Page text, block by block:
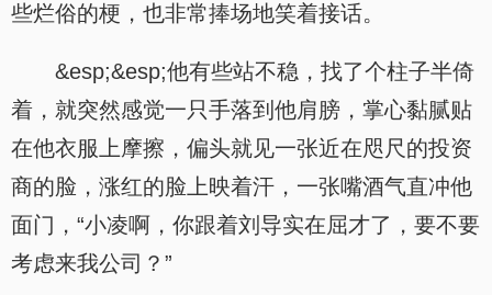
些烂俗的梗，也非常捧场地笑着接话。
&esp;&esp;他有些站不稳，找了个柱子半倚
着，就突然感觉一只手落到他肩膀，掌心黏腻贴
在他衣服上摩擦，偏头就见一张近在咫尺的投资
商的脸，涨红的脸上映着汗，一张嘴酒气直冲他
面门，“小凌啊，你跟着刘导实在屈才了，要不要
考虑来我公司？”